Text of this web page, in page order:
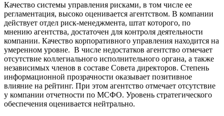
Качество системы управления рисками, в том числе ее
регламентация, высоко оценивается агентством. В компании
действует отдел риск-менеджмента, штат которого, по
мнению агентства, достаточен для контроля деятельности
компании. Качество корпоративного управления находится на
умеренном уровне. В числе недостатков агентство отмечает
отсутствие коллегиального исполнительного органа, а также
независимых членов в составе Совета директоров. Степень
информационной прозрачности оказывает позитивное
влияние на рейтинг. При этом агентство отмечает отсутствие
у компании отчетности по МСФО. Уровень стратегического
обеспечения оценивается нейтрально.